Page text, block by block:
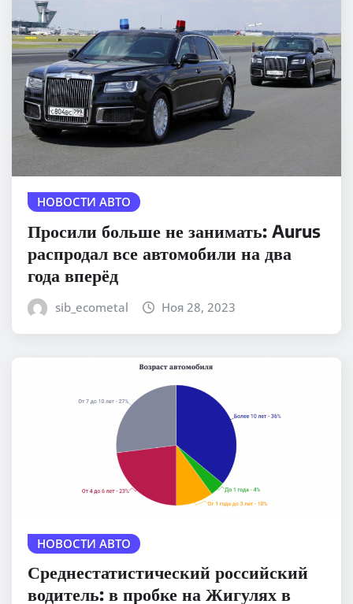
НОВОСТИ АВТО
Просили больше не занимать: Aurus
распродал все автомобили на два
года вперёд
sib_ecometal Ноя 28, 2023
НОВОСТИ АВТО
Среднестатистический российский
водитель: в пробке на Жигулях в